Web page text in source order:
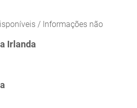
/ Informações não
Irlanda